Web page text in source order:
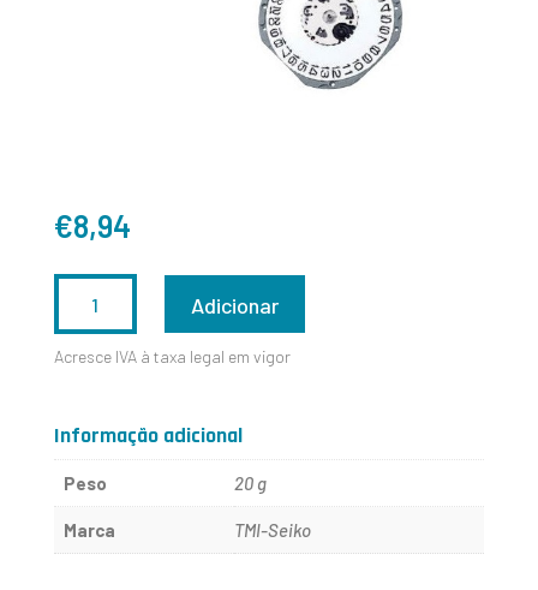
€8,94
DE
SEIKO
Adicionar
Acresce IVA à taxa legal em vigor
Informação adicional
Peso 20 g
Marca TMI-Seiko